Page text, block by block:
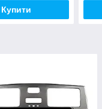
Купити